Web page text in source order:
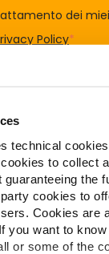
technical
to collect
the
cookies to
Cookies are
you want to
or some of the
dei
Policy*